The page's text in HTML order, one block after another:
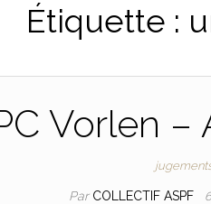
Étiquette :
Vorlen –
Par COLLECTIF ASPF